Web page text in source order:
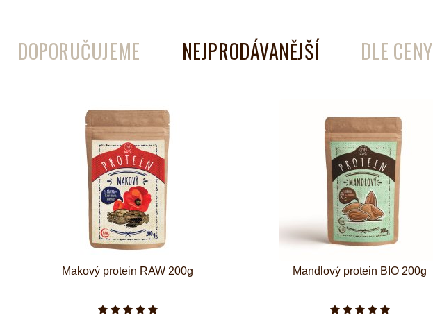
Porcované
Sypané
Láhve
Kokosové nádobí
DOPORUČUJEME NEJPRODÁVANĚJŠÍ DLE CENY
Makový protein RAW 200g Mandlový protein BIO 200g